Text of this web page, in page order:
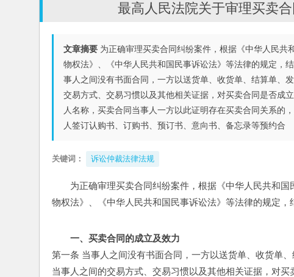
最高人民法院关于审理买卖
文章摘要 为正确审理买卖合同纠纷案件，根据《中华人民共
物权法》、《中华人民共和国民事诉讼法》等法律的规定，
事人之间没有书面合同，一方以送货单、收货单、结算单、
交易方式、交易习惯以及其他相关证据，对买卖合同是否成
人名称，买卖合同当事人一方以此证明存在买卖合同关系的
人签订认购书、订购书、预订书、意向书、备忘录等预约合
关键词： 诉讼仲裁法律法规
为正确审理买卖合同纠纷案件，根据《中华人民共和
物权法》、《中华人民共和国民事诉讼法》等法律的规定，
一、买卖合同的成立及效力
第一条 当事人之间没有书面合同，一方以送货单、收货单
当事人之间的交易方式、交易习惯以及其他相关证据，对买